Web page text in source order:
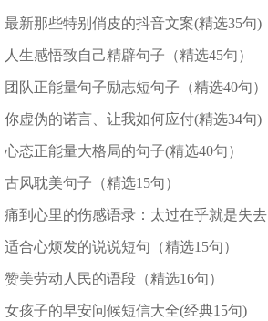
最新那些特别俏皮的抖音文案(精选35句)
人生感悟致自己精辟句子（精选45句）
团队正能量句子励志短句子（精选40句）
你虚伪的诺言、让我如何应付(精选34句)
心态正能量大格局的句子(精选40句）
古风耽美句子（精选15句）
适合心烦发的说说短句（精选15句）
赞美劳动人民的语段（精选16句）
女孩子的早安问候短信大全(经典15句)